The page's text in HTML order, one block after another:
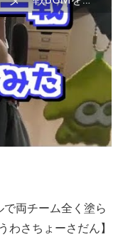
で両チーム全く塗ら
わさちょーさだん】